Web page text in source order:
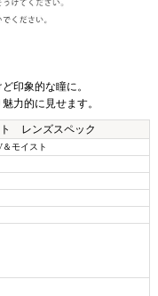
印象的な瞳に。
力的に見せます。
ト レンズスペック
モイスト